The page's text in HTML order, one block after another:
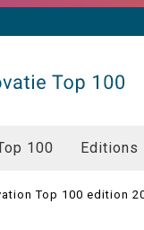
100 Editions
Top 100 edition